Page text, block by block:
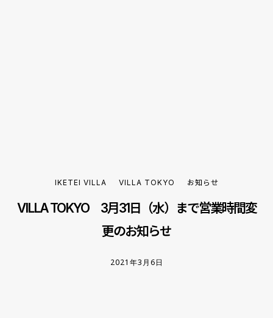
IKETEI VILLA VILLA TOKYO お知らせ
VILLA TOKYO 3月31日（水）まで営業時間変
更のお知らせ
2021年3月6日